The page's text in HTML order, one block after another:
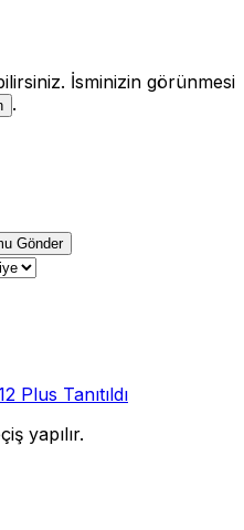
İsminizin görünmesi
.
Gönder
Plus Tanıtıldı
yapılır.